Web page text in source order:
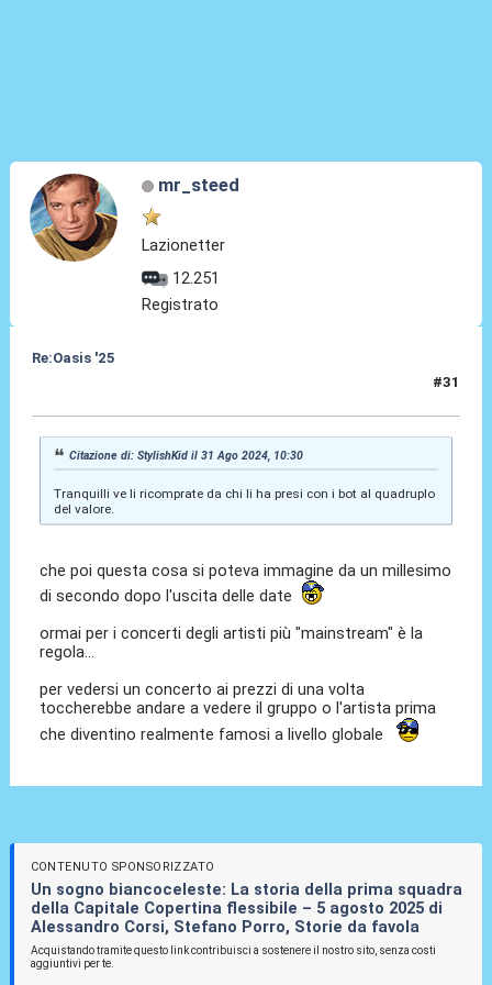
mr_steed
Lazionetter
12.251
Registrato
Re:Oasis '25
#31
Citazione di: StylishKid il 31 Ago 2024, 10:30
Tranquilli ve li ricomprate da chi li ha presi con i bot al quadruplo
del valore.
che poi questa cosa si poteva immagine da un millesimo
di secondo dopo l'uscita delle date
ormai per i concerti degli artisti più "mainstream" è la
regola...
per vedersi un concerto ai prezzi di una volta
toccherebbe andare a vedere il gruppo o l'artista prima
che diventino realmente famosi a livello globale
CONTENUTO SPONSORIZZATO
Un sogno biancoceleste: La storia della prima squadra
della Capitale Copertina flessibile – 5 agosto 2025 di
Alessandro Corsi, Stefano Porro, Storie da favola
Acquistando tramite questo link contribuisci a sostenere il nostro sito, senza costi
aggiuntivi per te.